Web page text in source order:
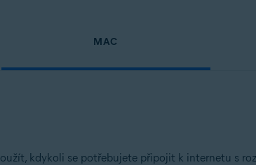
MAC
kdykoli se potřebujete připojit k internetu s